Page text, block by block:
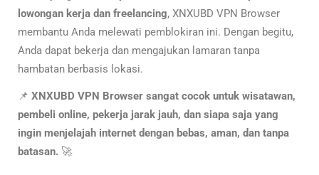
lowongan kerja dan freelancing, XNXUBD VPN Browser
membantu Anda melewati pemblokiran ini. Dengan begitu,
Anda dapat bekerja dan mengajukan lamaran tanpa
hambatan berbasis lokasi.
📌 XNXUBD VPN Browser sangat cocok untuk wisatawan,
pembeli online, pekerja jarak jauh, dan siapa saja yang
ingin menjelajah internet dengan bebas, aman, dan tanpa
batasan. 🚀